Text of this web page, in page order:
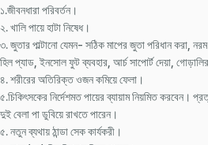
১.জীবনধারা পরিবর্তন।
২. খালি পায়ে হাটা নিষেধ।
৩. জুতার পাল্টানো যেমন- সঠিক মাপের জুতা পরিধান করা,
হিল প্যাড, ইনসোল ফুট ব্যবহার, আর্চ সাপোর্ট দেয়া,
৪. শরীরের অতিরিক্ত ওজন কমিয়ে ফেলা।
৫.চিকিৎসকের নির্দেশমত পায়ের ব্যায়াম নিয়মিত করবেন।
দুই বেলা পা ডুবিয়ে রাখতে পারেন।
৫. নতুন ব্যথায় ঠান্ডা সেক কার্যকরী।